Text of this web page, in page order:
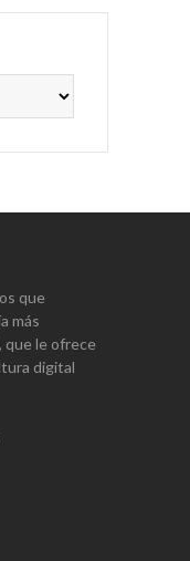
que
más
que le ofrece
digital